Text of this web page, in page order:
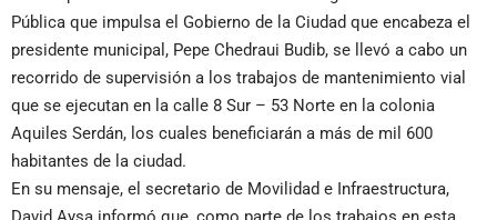
Pública que impulsa el Gobierno de la Ciudad que encabeza el
presidente municipal, Pepe Chedraui Budib, se llevó a cabo un
recorrido de supervisión a los trabajos de mantenimiento vial
que se ejecutan en la calle 8 Sur – 53 Norte en la colonia
Aquiles Serdán, los cuales beneficiarán a más de mil 600
habitantes de la ciudad.
En su mensaje, el secretario de Movilidad e Infraestructura,